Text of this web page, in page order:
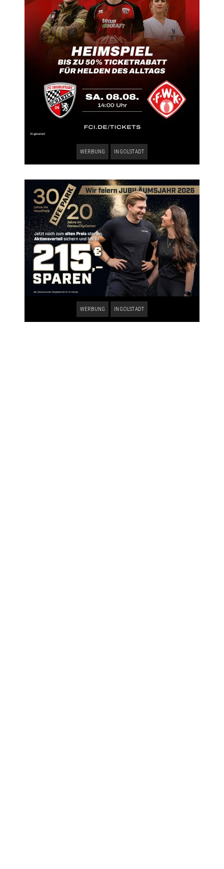
WERBUNG INGOLSTADT
WERBUNG INGOLSTADT